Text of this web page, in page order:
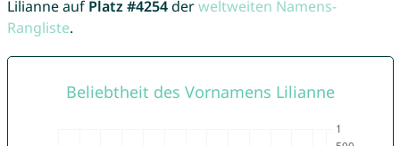
Lilianne auf Platz #4254derweltweiten Namens-
Rangliste.